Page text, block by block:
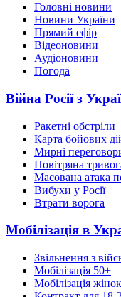
Головні новини
Новини України
Прямий ефір
Відеоновини
Аудіоновини
Погода
Війна Росії з
Ракетні обстріли
Карта бойових
Мирні
Повітряна
Масована атака
Вибухи у Росії
Втрати ворога
Мобілізація в
Звільнення з
Мобілізація 50+
Мобілізація жінок